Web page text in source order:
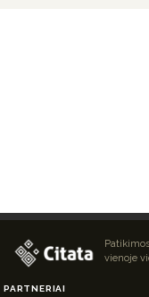
vienoje
PARTNERIAI